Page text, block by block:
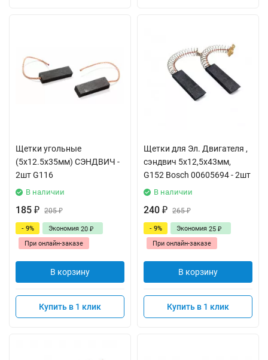
Щетки угольные
(5x12.5x35мм) СЭНДВИЧ -
2шт G116
В наличии
185 ₽ 205₽
- 9% Экономия 20 ₽
При онлайн-заказе
В корзину
Купить в 1 клик
Щетки для Эл. Двигателя ,
сэндвич 5x12,5x43мм,
G152 Bosch 00605694 - 2шт
В наличии
240 ₽ 265₽
- 9% Экономия 25 ₽
При онлайн-заказе
В корзину
Купить в 1 клик